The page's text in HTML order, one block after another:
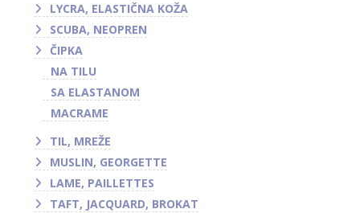
LYCRA, ELASTIČNA KOŽA
SCUBA, NEOPREN
ČIPKA
NA TILU
SA ELASTANOM
MACRAME
TIL, MREŽE
MUSLIN, GEORGETTE
LAME, PAILLETTES
TAFT, JACQUARD, BROKAT